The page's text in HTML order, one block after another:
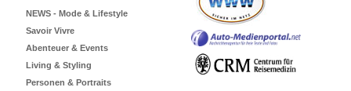
NEWS - Mode & Lifestyle
Savoir Vivre
Abenteuer & Events
Living & Styling
Personen & Portraits